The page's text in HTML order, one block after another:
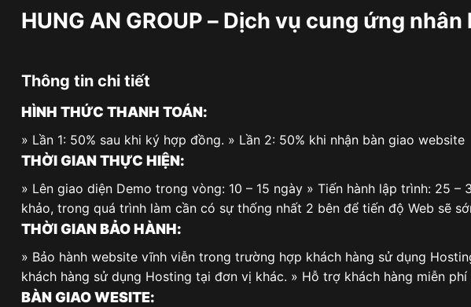
HUNG AN GROUP – Dịch vụ cung ứng
Thông tin chi tiết
HÌNH THỨC THANH TOÁN:
» Lần 1: 50% sau khi ký hợp đồng. » Lần 2: 50% khi nhận bàn giao website
THỜI GIAN THỰC HIỆN:
» Lên giao diện Demo trong vòng: 10 – 15 ngày » Tiến hành lập trình: 25 –
khảo, trong quá trình làm cần có sự thống nhất 2 bên để tiến độ Web sẽ
THỜI GIAN BẢO HÀNH:
» Bảo hành website vĩnh viễn trong trường hợp khách hàng sử dụng
khách hàng sử dụng Hosting tại đơn vị khác. » Hỗ trợ khách hàng miễn
BÀN GIAO WESITE: